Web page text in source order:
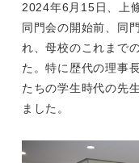
2024年6月15日、上
同門会の開始前、同
れ、母校のこれまで
た。特に歴代の理事
たちの学生時代の先
ました。